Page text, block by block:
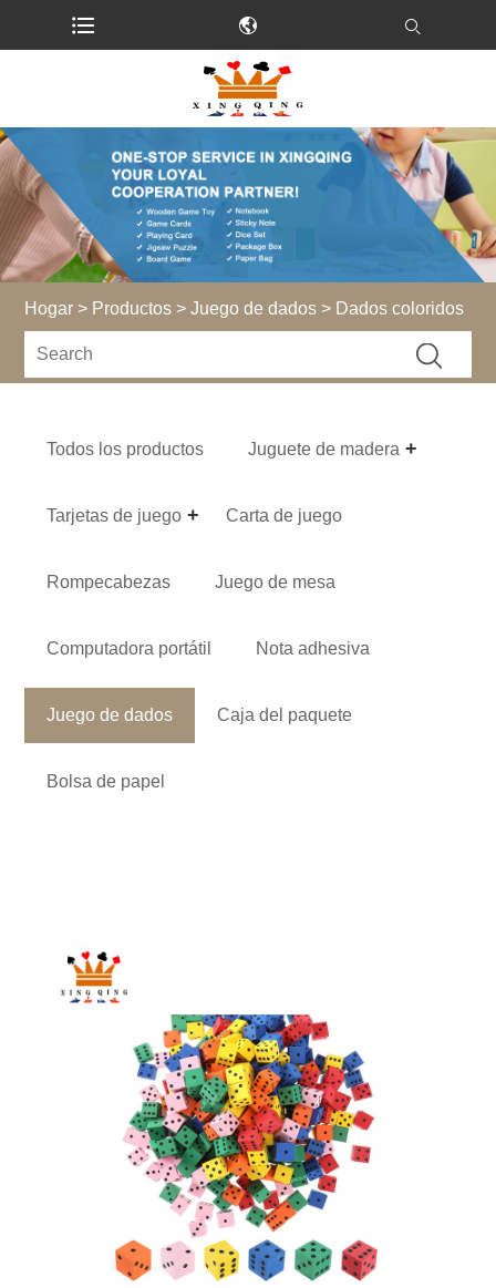
Hogar > Productos >Juego de dados > Dados coloridos
Todos los productos Juguete de madera
Tarjetas de juego Carta de juego
Rompecabezas Juego de mesa
Computadora portátil Nota adhesiva
Juego de dados Caja del paquete
Bolsa de papel